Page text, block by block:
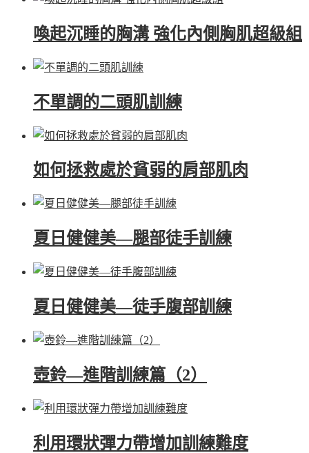
喚起沉睡的胸溝 強化內側胸肌超級組
不單調的二頭肌訓練
如何拯救處於貧弱的肩部肌肉
夏日健健美—腿部徒手訓練
夏日健健美—徒手腹部訓練
壺鈴—進階訓練篇（2）
利用環狀彈力帶增加訓練難度